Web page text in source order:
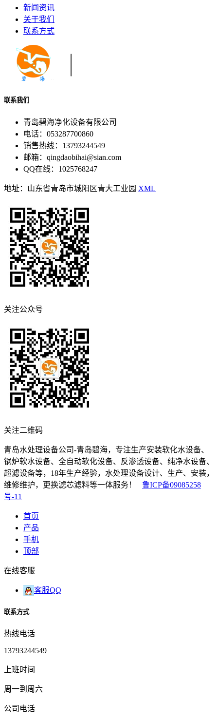
新闻资讯
关于我们
联系方式
联系我们
青岛碧海净化设备有限公司
电话：053287700860
销售热线：13793244549
邮箱：qingdaobihai@sian.com
QQ在线：1025768247
地址：山东省青岛市城阳区青大工业园 XML
关注公众号
关注二维码
青岛水处理设备公司-青岛碧海，专注生产安装软化水设备、
锅炉软水设备、全自动软化设备、反渗透设备、纯净水设备、
超滤设备等，18年生产经验，水处理设备设计、生产、安装，
维修维护，更换滤芯滤料等一体服务！ 鲁ICP备09085258
号-11
首页
产品
手机
顶部
在线客服
客服QQ
联系方式
热线电话
13793244549
上班时间
周一到周六
公司电话